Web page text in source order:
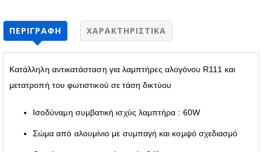
ΠΕΡΙΓΡΑΦΉ ΧΑΡΑΚΤΗΡΙΣΤΙΚΆ
Κατάλληλη αντικατάσταση για λαμπτήρες αλογόνου R111 και
μετατροπή του φωτιστικού σε τάση δικτύου
Ισοδύναμη συμβατική ισχύς λαμπτήρα : 60W
Σώμα από αλουμίνιο με συμπαγή και κομψό σχεδιασμό